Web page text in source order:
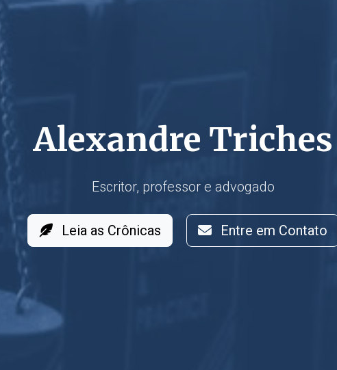
Alexandre Triches
Escritor, professor e advogado
Leia as Crônicas Entre em Contato